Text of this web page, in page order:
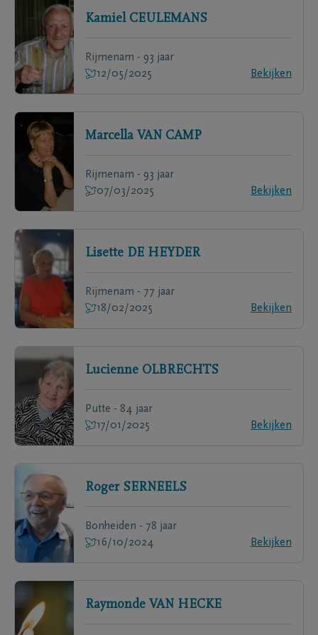
Kamiel CEULEMANS
Rijmenam - 93 jaar
12/05/2025
Bekijken
Marcella VAN CAMP
Rijmenam - 93 jaar
07/03/2025
Bekijken
Lisette DE HEYDER
Rijmenam - 77 jaar
18/02/2025
Bekijken
Lucienne OLBRECHTS
Putte - 84 jaar
17/01/2025
Bekijken
Roger SERNEELS
Bonheiden - 78 jaar
16/10/2024
Bekijken
Raymonde VAN HECKE